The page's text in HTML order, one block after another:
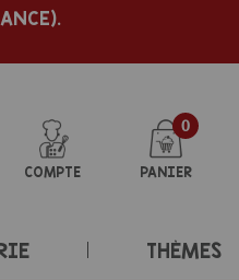
COMPTE
0
PANIER
THÈMES